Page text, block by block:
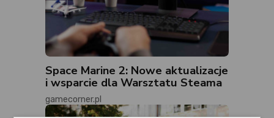
Space Marine 2: Nowe aktualizacje
i wsparcie dla Warsztatu Steama
gamecorner.pl